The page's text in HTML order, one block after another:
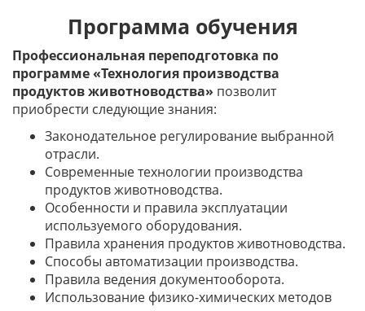
Программа обучения
Профессиональная переподготовка по
программе «Технология производства
продуктов животноводства» позволит
приобрести следующие знания:
Законодательное регулирование выбранной
отрасли.
Современные технологии производства
продуктов животноводства.
Особенности и правила эксплуатации
используемого оборудования.
Правила хранения продуктов животноводства.
Способы автоматизации производства.
Правила ведения документооборота.
Использование физико-химических методов